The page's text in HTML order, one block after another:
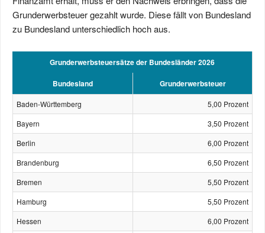
Grunderwerbsteuer gezahlt wurde. Diese fällt von Bundesland
zu Bundesland unterschiedlich hoch aus.
Grunderwerbsteuersätze der Bundesländer 2026
Bundesland
Grunderwerbsteuer
Baden-Württemberg
5,00 Prozent
Bayern
3,50 Prozent
Berlin
6,00 Prozent
Brandenburg
6,50 Prozent
Bremen
5,50 Prozent
Hamburg
5,50 Prozent
Hessen
6,00 Prozent